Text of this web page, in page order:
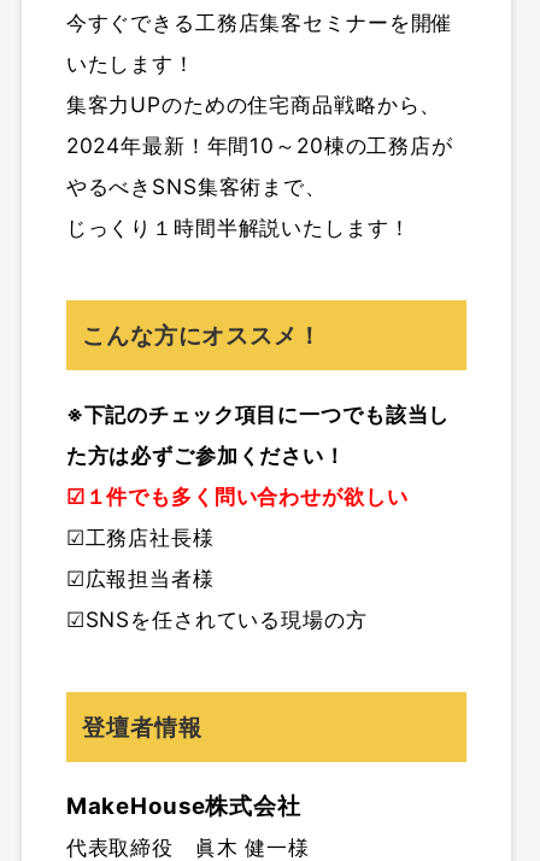
今すぐできる工務店集客セミナーを開催
いたします！
集客力UPのための住宅商品戦略から、
2024年最新！年間10～20棟の工務店が
やるべきSNS集客術まで、
じっくり１時間半解説いたします！
こんな方にオススメ！
※下記のチェック項目に一つでも該当し
た方は必ずご参加ください！
☑１件でも多く問い合わせが欲しい
☑工務店社長様
☑広報担当者様
☑SNSを任されている現場の方
登壇者情報
MakeHouse株式会社
代表取締役 眞木 健一様